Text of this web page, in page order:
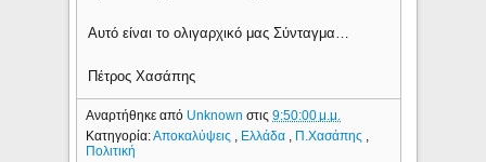
Αυτό είναι το ολιγαρχικό μας Σύνταγμα…
Πέτρος Χασάπης
Αναρτήθηκε από Unknownστις9:50:00 μ.μ.
Κατηγορία:Αποκαλύψεις , Ελλάδα , Π.Χασάπης ,
Πολιτική